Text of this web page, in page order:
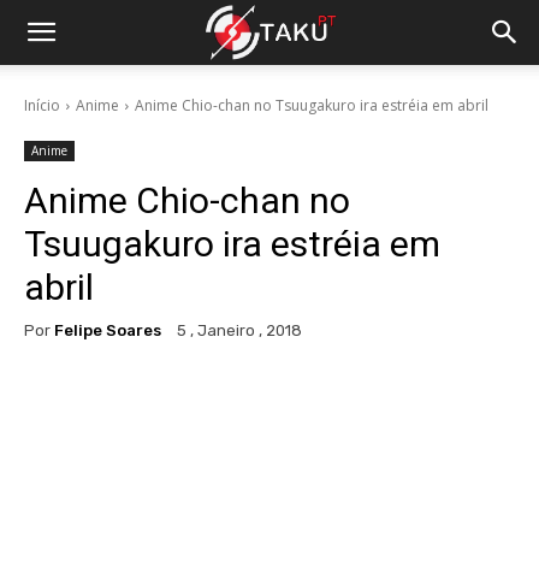
Início Anime Anime Chio-chan no Tsuugakuro ira estréia em abril
Anime
Anime Chio-chan no
Tsuugakuro ira estréia em
abril
Por Felipe Soares 5 , Janeiro , 2018